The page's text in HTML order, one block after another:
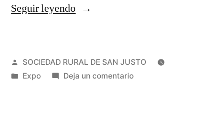
Seguir leyendo
SOCIEDAD RURAL DE SAN JUSTO
Expo
Deja un comentario